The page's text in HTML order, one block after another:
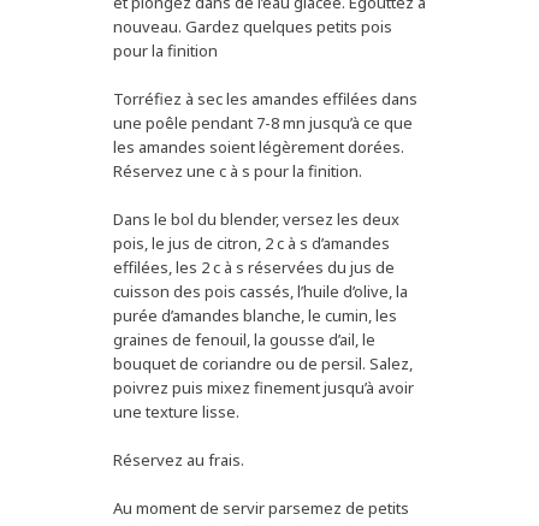
nouveau. Gardez quelques petits pois
pour la finition
Torréfiez à sec les amandes effilées dans
une poêle pendant 7-8 mn jusqu’à ce que
les amandes soient légèrement dorées.
Réservez une c à s pour la finition.
Dans le bol du blender, versez les deux
pois, le jus de citron, 2 c à s d’amandes
effilées, les 2 c à s réservées du jus de
cuisson des pois cassés, l’huile d’olive, la
purée d’amandes blanche, le cumin, les
graines de fenouil, la gousse d’ail, le
bouquet de coriandre ou de persil. Salez,
poivrez puis mixez finement jusqu’à avoir
une texture lisse.
Réservez au frais.
Au moment de servir parsemez de petits